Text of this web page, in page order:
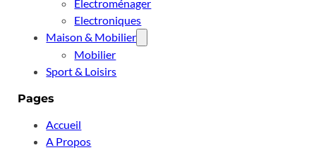
Électroménager
Electroniques
Maison & Mobilier
Mobilier
Sport & Loisirs
Pages
Accueil
A Propos